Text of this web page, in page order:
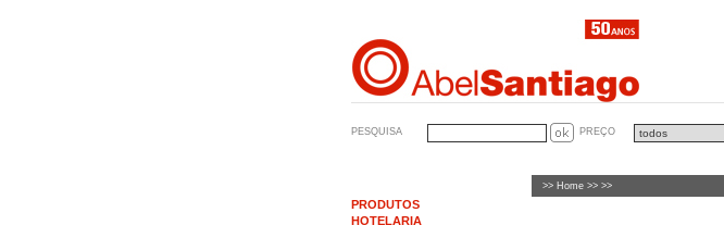
PESQUISA PREÇO
PRODUTOS
HOTELARIA
>> Home >> >>